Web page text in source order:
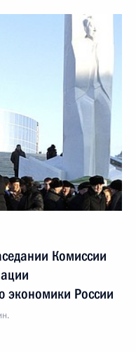
Комиссии
экономики России